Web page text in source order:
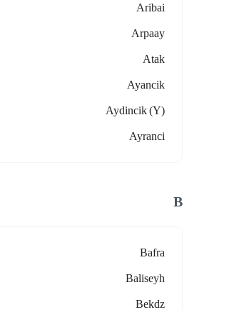
Aribai
Arpaay
Atak
Ayancik
Aydincik (y)
Ayranci
B
Bafra
Baliseyh
Bekdz